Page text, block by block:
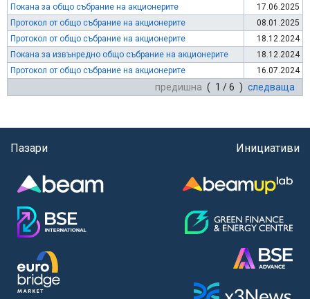
Покана за общо събрание на акционерите
17.06.2025
Протокол от общо събрание на акционерите
08.01.2025
Протокол от общо събрание на акционерите
18.12.2024
Покана за извънредно общо събрание на акционерите
18.12.2024
Протокол от общо събрание на акционерите
16.07.2024
предишна ( 1 / 6 ) следваща
Пазари Инициативи